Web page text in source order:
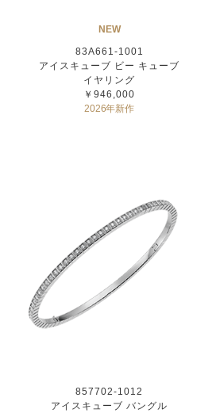
NEW
83A661-1001
アイスキューブ ビー キューブ
イヤリング
￥946,000
2026年新作
857702-1012
アイスキューブ バングル